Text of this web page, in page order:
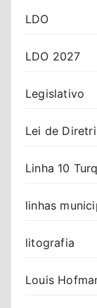
LDO
LDO 2027
Legislativo
Lei de
Linha 10
linhas
litografia
Louis